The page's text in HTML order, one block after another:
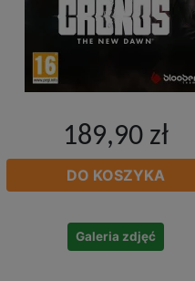
189,90 zł
DO KOSZYKA
Galeria zdjęć